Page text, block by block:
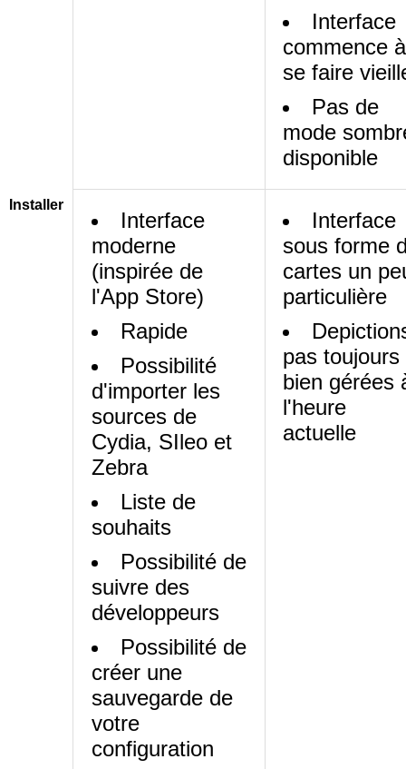
Interface
commence à
se faire
Pas de
mode
disponible
Installer
Interface
moderne
(inspirée de
l'App Store)
Rapide
Possibilité
d'importer les
sources de
Cydia, SIleo et
Zebra
Liste de
souhaits
Possibilité de
suivre des
développeurs
Possibilité de
créer une
sauvegarde de
votre
configuration
Interface
sous forme
cartes un
particulière
pas toujours
bien gérées
l'heure
actuelle